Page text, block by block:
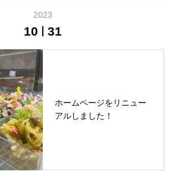
2023
10 31
ホームページをリニュー
アルしました！